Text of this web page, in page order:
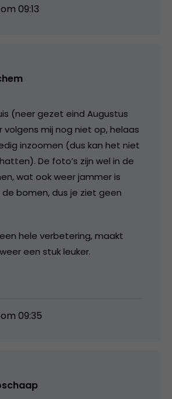
09:13
(neer gezet eind Augustus
mij nog niet op, helaas
inzoomen (dus kan het niet
De foto’s zijn wel in de
wat ook weer jammer is
bomen, dus je ziet geen
hele verbetering, maakt
een stuk leuker.
09:35